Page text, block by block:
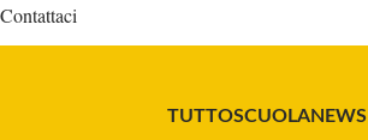
Contattaci
TUTTOSCUOLANEWS